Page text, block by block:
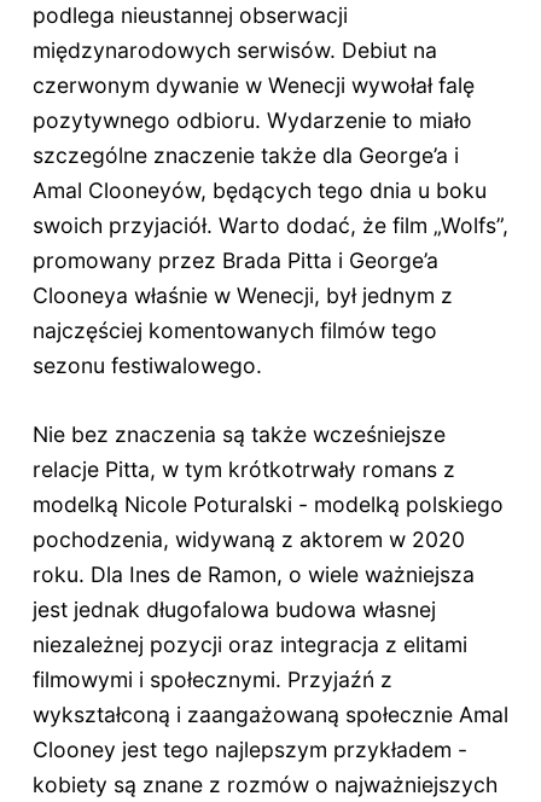
podlega nieustannej obserwacji
międzynarodowych serwisów. Debiut na
czerwonym dywanie w Wenecji wywołał falę
pozytywnego odbioru. Wydarzenie to miało
szczególne znaczenie także dla George’a i
Amal Clooneyów, będących tego dnia u boku
swoich przyjaciół. Warto dodać, że film „Wolfs”,
promowany przez Brada Pitta i George’a
Clooneya właśnie w Wenecji, był jednym z
najczęściej komentowanych filmów tego
sezonu festiwalowego.
Nie bez znaczenia są także wcześniejsze
relacje Pitta, w tym krótkotrwały romans z
modelką Nicole Poturalski - modelką polskiego
pochodzenia, widywaną z aktorem w 2020
roku. Dla Ines de Ramon, o wiele ważniejsza
jest jednak długofalowa budowa własnej
niezależnej pozycji oraz integracja z elitami
filmowymi i społecznymi. Przyjaźń z
wykształconą i zaangażowaną społecznie Amal
Clooney jest tego najlepszym przykładem -
kobiety są znane z rozmów o najważniejszych